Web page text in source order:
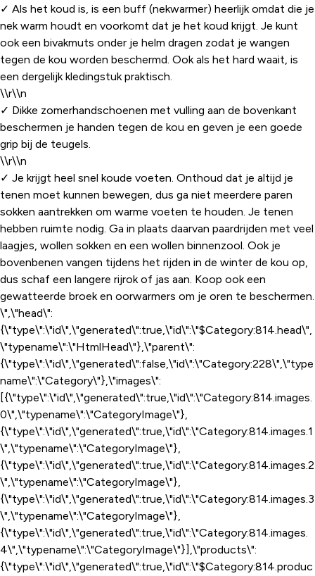
✓ Als het koud is, is een buff (nekwarmer) heerlijk omdat die je
nek warm houdt en voorkomt dat je het koud krijgt. Je kunt
ook een bivakmuts onder je helm dragen zodat je wangen
tegen de kou worden beschermd. Ook als het hard waait, is
een dergelijk kledingstuk praktisch.
\\r\\n
✓ Dikke zomerhandschoenen met vulling aan de bovenkant
beschermen je handen tegen de kou en geven je een goede
grip bij de teugels.
\\r\\n
✓ Je krijgt heel snel koude voeten. Onthoud dat je altijd je
tenen moet kunnen bewegen, dus ga niet meerdere paren
sokken aantrekken om warme voeten te houden. Je tenen
hebben ruimte nodig. Ga in plaats daarvan paardrijden met veel
laagjes, wollen sokken en een wollen binnenzool. Ook je
bovenbenen vangen tijdens het rijden in de winter de kou op,
dus schaf een langere rijrok of jas aan. Koop ook een
gewatteerde broek en oorwarmers om je oren te beschermen.
\",\"head\":
{\"type\":\"id\",\"generated\":true,\"id\":\"$Category:814.head\",
\"typename\":\"HtmlHead\"},\"parent\":
{\"type\":\"id\",\"generated\":false,\"id\":\"Category:228\",\"type
name\":\"Category\"},\"images\":
[{\"type\":\"id\",\"generated\":true,\"id\":\"Category:814.images.
0\",\"typename\":\"CategoryImage\"},
{\"type\":\"id\",\"generated\":true,\"id\":\"Category:814.images.1
\",\"typename\":\"CategoryImage\"},
{\"type\":\"id\",\"generated\":true,\"id\":\"Category:814.images.2
\",\"typename\":\"CategoryImage\"},
{\"type\":\"id\",\"generated\":true,\"id\":\"Category:814.images.3
\",\"typename\":\"CategoryImage\"},
{\"type\":\"id\",\"generated\":true,\"id\":\"Category:814.images.
4\",\"typename\":\"CategoryImage\"}],\"products\":
{\"type\":\"id\",\"generated\":true,\"id\":\"$Category:814.produc